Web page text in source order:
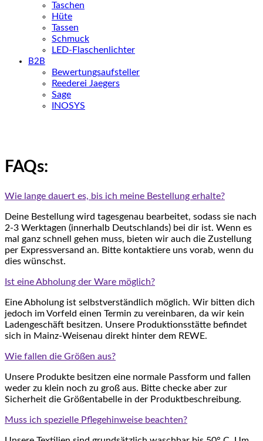
Taschen
Hüte
Tassen
Schmuck
LED-Flaschenlichter
B2B
Bewertungsaufsteller
Reederei Jaegers
Sage
INOSYS
FAQs:
Wie lange dauert es, bis ich meine Bestellung erhalte?
Deine Bestellung wird tagesgenau bearbeitet, sodass sie nach
2-3 Werktagen (innerhalb Deutschlands) bei dir ist. Wenn es
mal ganz schnell gehen muss, bieten wir auch die Zustellung
per Expressversand an. Bitte kontaktiere uns vorab, wenn du
dies wünschst.
Ist eine Abholung der Ware möglich?
Eine Abholung ist selbstverständlich möglich. Wir bitten dich
jedoch im Vorfeld einen Termin zu vereinbaren, da wir kein
Ladengeschäft besitzen. Unsere Produktionsstätte befindet
sich in Mainz-Weisenau direkt hinter dem REWE.
Wie fallen die Größen aus?
Unsere Produkte besitzen eine normale Passform und fallen
weder zu klein noch zu groß aus. Bitte checke aber zur
Sicherheit die Größentabelle in der Produktbeschreibung.
Muss ich spezielle Pflegehinweise beachten?